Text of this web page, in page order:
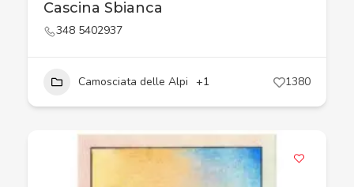
Cascina Sbianca
348 5402937
Camosciata delle Alpi +1 1380